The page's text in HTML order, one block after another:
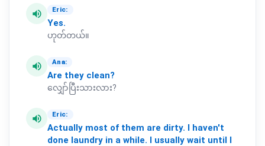
volume_up Eric:
Yes.
ဟုတ်တယ်။
volume_up Ana:
Are they clean?
လျှော်ပြီးသားလား?
volume_up Eric:
Actually most of them are dirty. I haven't
done laundry in a while. I usually wait until I